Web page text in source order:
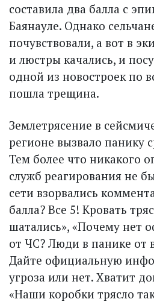
составила два балла с
Баянауле. Однако
почувствовали, а вот в
и люстры качались, и
одной из новостроек по
пошла трещина.
Землетрясение в
регионе вызвало панику
Тем более что никакого
служб реагирования не
сети взорвались
балла? Все 5! Кровать
шатались», «Почему нет
от ЧС? Люди в панике от
Дайте официальную
угроза или нет. Хватит
«Наши коробки трясло